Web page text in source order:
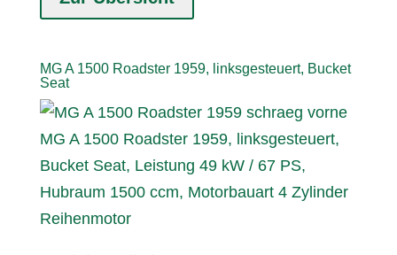
MG A 1500 Roadster 1959, linksgesteuert, Bucket
Seat
MG A 1500 Roadster 1959, linksgesteuert,
Bucket Seat, Leistung 49 kW / 67 PS,
Hubraum 1500 ccm, Motorbauart 4 Zylinder
Reihenmotor